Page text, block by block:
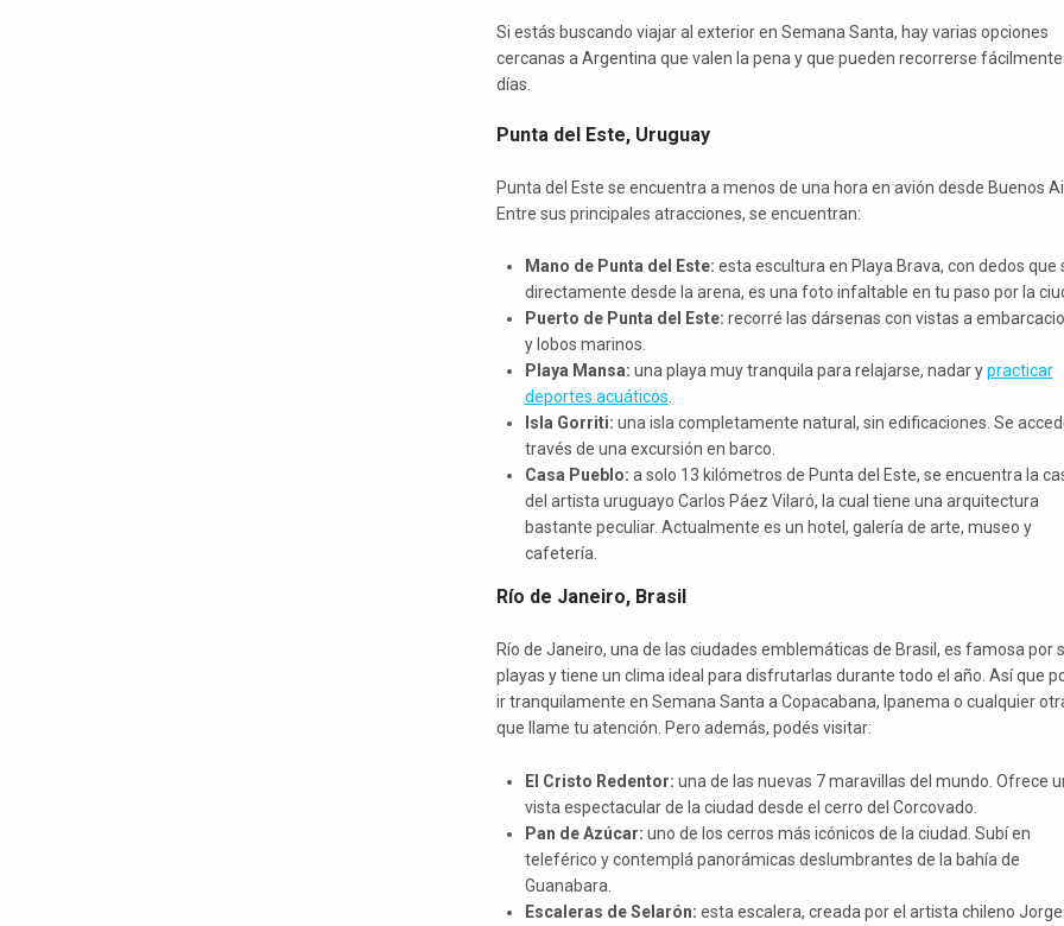
Si estás buscando viajar al exterior en Semana Santa, hay varias opciones
cercanas a Argentina que valen la pena y que pueden recorrerse
días.
Punta del Este, Uruguay
Punta del Este se encuentra a menos de una hora en avión desde Buenos
Entre sus principales atracciones, se encuentran:
Mano de Punta del Este: esta escultura en Playa Brava, con dedos que
directamente desde la arena, es una foto infaltable en tu paso por la
Puerto de Punta del Este: recorré las dársenas con vistas a
y lobos marinos.
Playa Mansa: una playa muy tranquila para relajarse, nadar ypracticar
deportes acuáticos.
Isla Gorriti: una isla completamente natural, sin edificaciones. Se
través de una excursión en barco.
Casa Pueblo: a solo 13 kilómetros de Punta del Este, se encuentra la
del artista uruguayo Carlos Páez Vilaró, la cual tiene una arquitectura
bastante peculiar. Actualmente es un hotel, galería de arte, museo y
cafetería.
Río de Janeiro, Brasil
Río de Janeiro, una de las ciudades emblemáticas de Brasil, es famosa por
playas y tiene un clima ideal para disfrutarlas durante todo el año. Así que
ir tranquilamente en Semana Santa a Copacabana, Ipanema o cualquier
que llame tu atención. Pero además, podés visitar:
El Cristo Redentor: una de las nuevas 7 maravillas del mundo. Ofrece
vista espectacular de la ciudad desde el cerro del Corcovado.
Pan de Azúcar: uno de los cerros más icónicos de la ciudad. Subí en
teleférico y contemplá panorámicas deslumbrantes de la bahía de
Guanabara.
Escaleras de Selarón: esta escalera, creada por el artista chileno Jorge